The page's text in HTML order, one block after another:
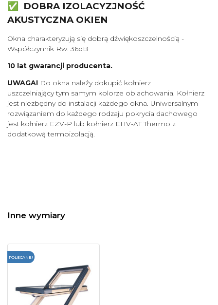
✅ DOBRA IZOLACYZJNOŚĆ
AKUSTYCZNA OKIEN
Okna charakteryzują się dobrą dźwiękoszczelnością -
Współczynnik Rw: 36dB
10 lat gwarancji producenta.
UWAGA! Do okna należy dokupić kołnierz
uszczelniający tym samym kolorze oblachowania. Kołnierz
jest niezbędny do instalacji każdego okna. Uniwersalnym
rozwiązaniem do każdego rodzaju pokrycia dachowego
jest kołnierz EZV-P lub kołnierz EHV-AT Thermo z
dodatkową termoizolacją.
Inne wymiary
POLECANE!